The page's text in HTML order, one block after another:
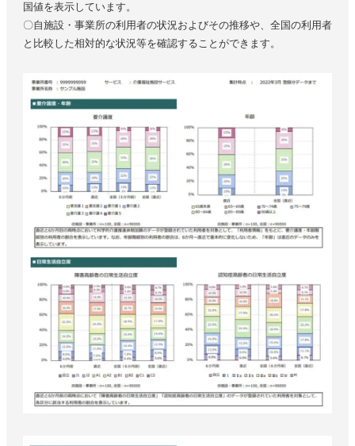
国値を表示しています。
〇自施設・事業所の利用者の状況およびその推移や、全国の利用者
と比較した相対的な状況等を確認することができます。